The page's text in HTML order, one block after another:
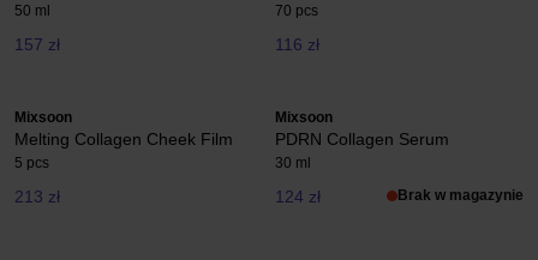
50 ml
157 zł
70 pcs
116 zł
Mixsoon
Melting Collagen Cheek Film
5 pcs
213 zł
Mixsoon
PDRN Collagen Serum
30 ml
124 zł Brak w magazynie